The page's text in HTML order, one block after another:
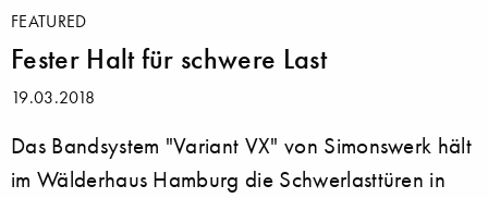
FEATURED
Fester Halt für schwere Last
19.03.2018
Das Bandsystem "Variant VX" von Simonswerk hält
im Wälderhaus Hamburg die Schwerlasttüren in